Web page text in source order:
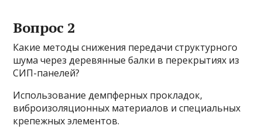
Вопрос 2
Какие методы снижения передачи структурного
шума через деревянные балки в перекрытиях из
СИП-панелей?
Использование демпферных прокладок,
виброизоляционных материалов и специальных
крепежных элементов.